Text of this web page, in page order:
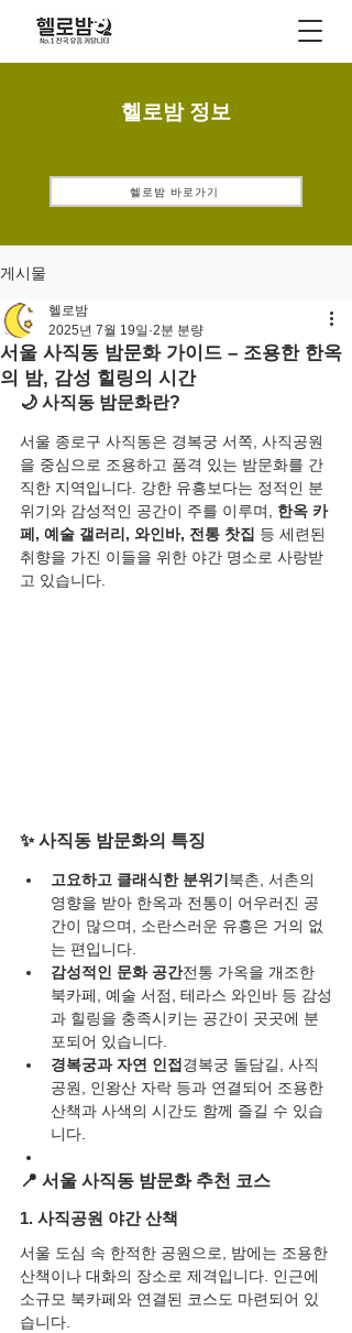
헬로밤 정보
헬로밤 바로가기
게시물
서울 사직동 밤문화 가이드 – 조용한 한옥
의 밤, 감성 힐링의 시간
헬로밤
2025년 7월 19일 2분 분량
🌙 사직동 밤문화란?
서울 종로구 사직동은 경복궁 서쪽, 사직공원
을 중심으로 조용하고 품격 있는 밤문화를 간
직한 지역입니다. 강한 유흥보다는 정적인 분
위기와 감성적인 공간이 주를 이루며, 한옥 카
페, 예술 갤러리, 와인바, 전통 찻집 등 세련된
취향을 가진 이들을 위한 야간 명소로 사랑받
고 있습니다.
✨ 사직동 밤문화의 특징
고요하고 클래식한 분위기 북촌, 서촌의
영향을 받아 한옥과 전통이 어우러진 공
간이 많으며, 소란스러운 유흥은 거의 없
는 편입니다.
감성적인 문화 공간전통 가옥을 개조한
북카페, 예술 서점, 테라스 와인바 등 감성
과 힐링을 충족시키는 공간이 곳곳에 분
포되어 있습니다.
경복궁과 자연 인접 경복궁 돌담길, 사직
공원, 인왕산 자락 등과 연결되어 조용한
산책과 사색의 시간도 함께 즐길 수 있습
니다.
📍 서울 사직동 밤문화 추천 코스
1. 사직공원 야간 산책
서울 도심 속 한적한 공원으로, 밤에는 조용한
산책이나 대화의 장소로 제격입니다. 인근에
소규모 북카페와 연결된 코스도 마련되어 있
습니다.